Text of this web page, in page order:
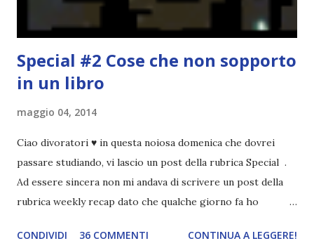
Special #2 Cose che non sopporto
in un libro
maggio 04, 2014
Ciao divoratori ♥ in questa noiosa domenica che dovrei
passare studiando, vi lascio un post della rubrica Special .
Ad essere sincera non mi andava di scrivere un post della
rubrica weekly recap dato che qualche giorno fa ho
troppo creare un nuovo banner xD Nella puntata di oggi vi
CONDIVIDI 36 COMMENTI CONTINUA A LEGGERE!